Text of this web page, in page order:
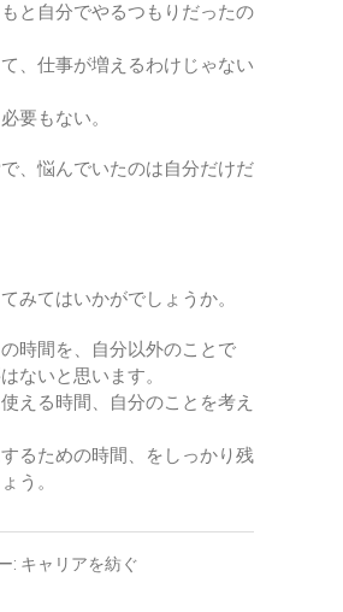
と自分でやるつもりだったの
、仕事が増えるわけじゃない
要もない。
、悩んでいたのは自分だけだ
みてはいかがでしょうか。
時間を、自分以外のことで
ないと思います。
える時間、自分のことを考え
るための時間、をしっかり残
う。
: キャリアを紡ぐ